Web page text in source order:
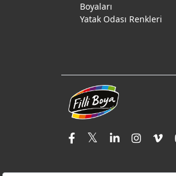
Boyaları
Yatak Odası Renkleri